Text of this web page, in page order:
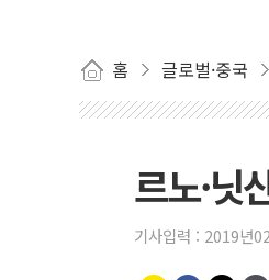
홈 글로벌·중국
르노·닛
기사입력 : 2019년